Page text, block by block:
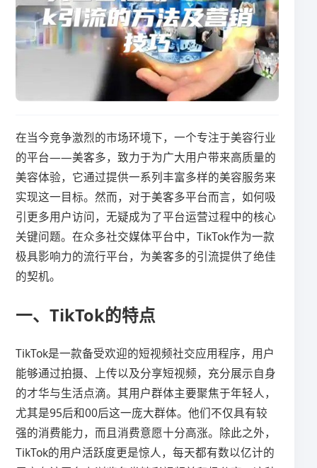
在当今竞争激烈的市场环境下，一个专注于美容行业
的平台——美客多，致力于为广大用户带来高质量的
美容体验，它通过提供一系列丰富多样的美容服务来
实现这一目标。然而，对于美客多平台而言，如何吸
引更多用户访问，无疑成为了平台运营过程中的核心
关键问题。在众多社交媒体平台中，TikTok作为一款
极具影响力的流行平台，为美客多的引流提供了绝佳
的契机。
一、TikTok的特点
TikTok是一款备受欢迎的短视频社交应用程序，用户
能够通过拍摄、上传以及分享短视频，充分展示自身
的才华与生活点滴。其用户群体主要聚焦于年轻人，
尤其是95后和00后这一庞大群体。他们不仅具有较
强的消费能力，而且消费意愿十分高涨。除此之外，
TikTok的用户活跃度更是惊人，每天都有数以亿计的